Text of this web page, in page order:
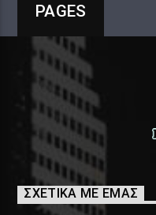
PAGES
ΣΧΕΤΙΚΑ ΜΕ ΕΜΑΣ